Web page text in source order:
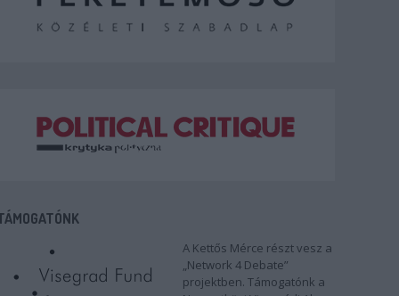
A Kettős Mérce részt vesz a
„Network 4 Debate”
projektben. Támogatónk a